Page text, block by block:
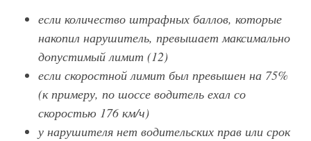
если количество штрафных баллов, которые
накопил нарушитель, превышает максимально
допустимый лимит (12)
если скоростной лимит был превышен на 75%
(к примеру, по шоссе водитель ехал со
скоростью 176 км/ч)
у нарушителя нет водительских прав или срок